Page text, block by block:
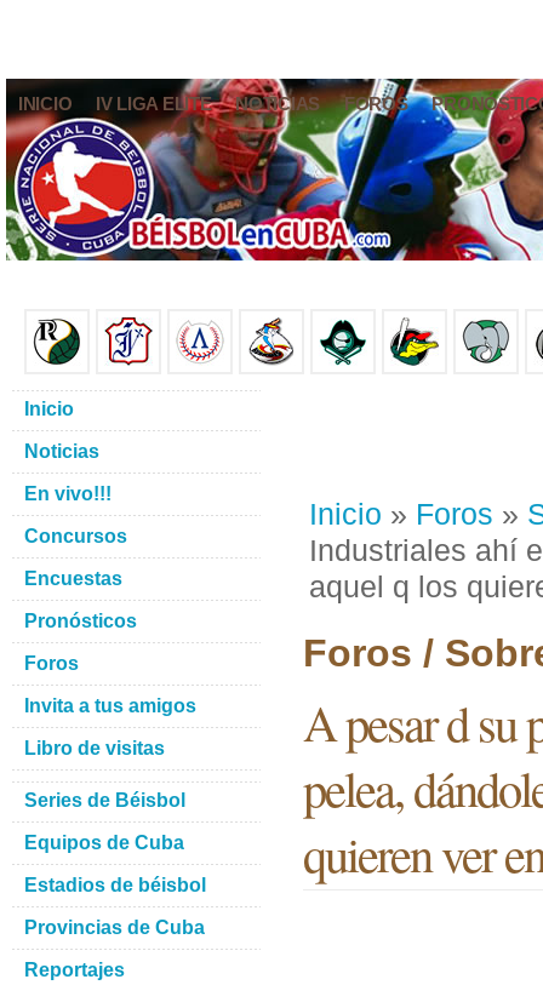
INICIO IV LIGA ELITE NOTICIAS FOROS
Inicio » Foros »
Industriales ahí
aquel q los
Foros /
A pesar d su
pelea,
quieren ver
Inicio
Noticias
En vivo!!!
Concursos
Encuestas
Pronósticos
Foros
Invita a tus amigos
Libro de visitas
Series de Béisbol
Equipos de Cuba
Estadios de béisbol
Provincias de Cuba
Reportajes